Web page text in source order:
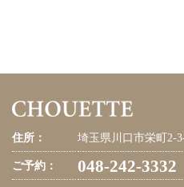
住所： 埼玉県川口市栄町2-
ご予約： 048-242-3332